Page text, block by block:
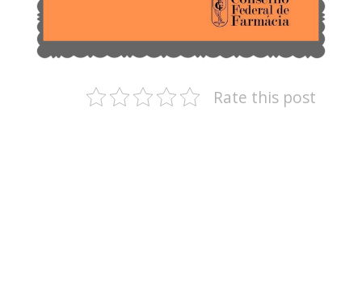
Rate this post